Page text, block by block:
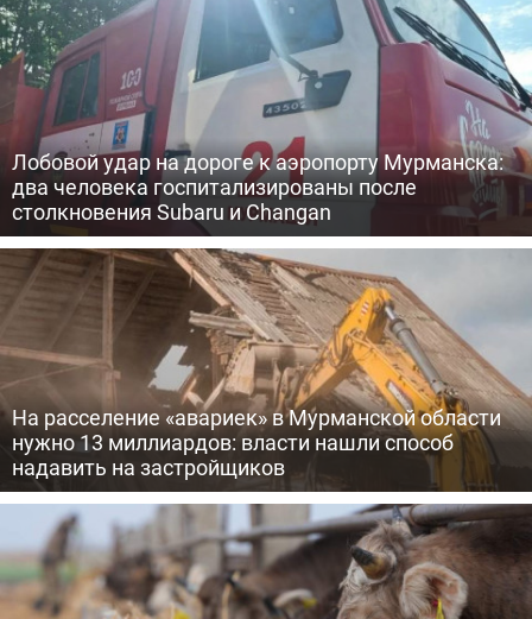
Лобовой удар на дороге к аэропорту Мурманска:
два человека госпитализированы после
столкновения Subaru и Changan
На расселение «авариек» в Мурманской области
нужно 13 миллиардов: власти нашли способ
надавить на застройщиков